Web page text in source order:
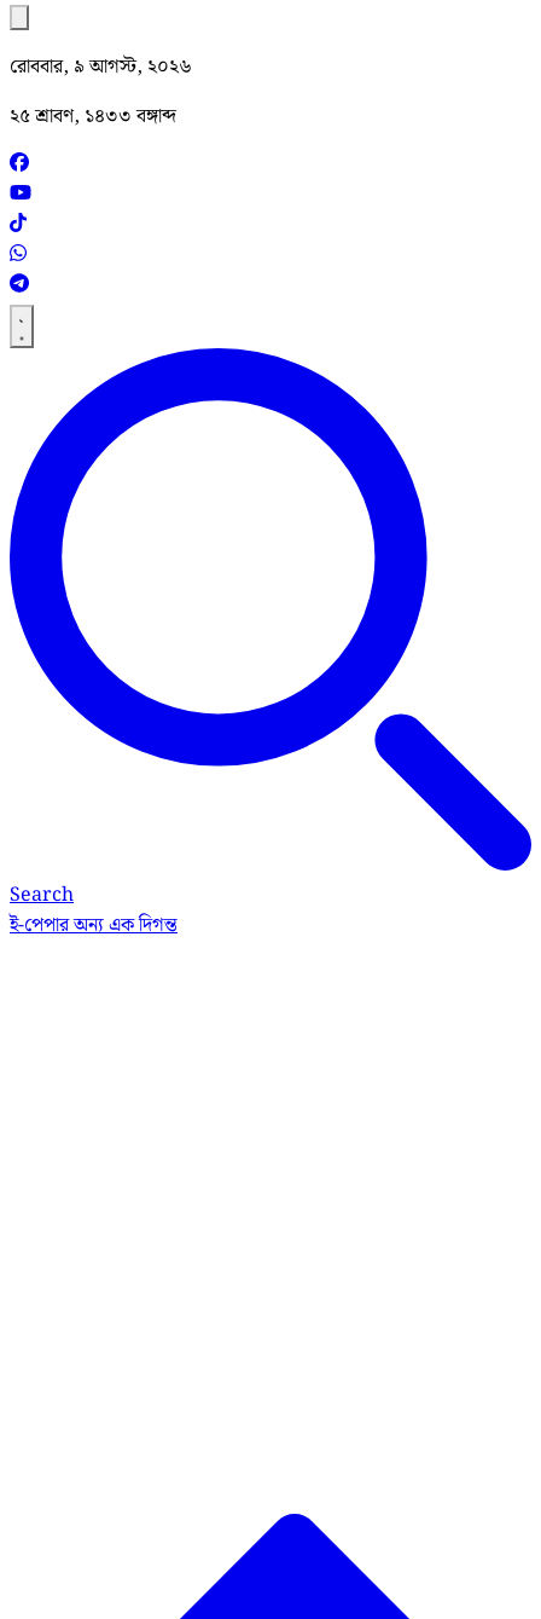
রোববার, ৯ আগস্ট, ২০২৬
২৫ শ্রাবণ, ১৪৩৩ বঙ্গাব্দ
Search
ই-পেপারঅন্য এক দিগন্ত